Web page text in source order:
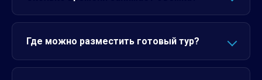
Где можно разместить готовый тур?